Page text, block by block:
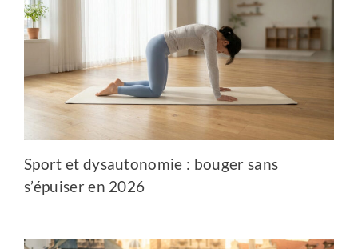
Sport et dysautonomie : bouger sans
s’épuiser en 2026